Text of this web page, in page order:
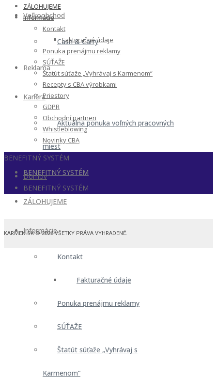
Veľkoobchod
Cash & Carry
Reklama
Kariéra
Aktuálna ponuka voľných pracovných
miest
BENEFITNÝ SYSTÉM
ZÁLOHUJEME
Informácie
Kontakt
Fakturačné údaje
Ponuka prenájmu reklamy
SÚŤAŽE
Štatút súťaže „Vyhrávaj s
Karmenom“
ZÁLOHUJEME
Informácie
Kontakt
Fakturačné údaje
Ponuka prenájmu reklamy
SÚŤAŽE
Štatút súťaže „Vyhrávaj s Karmenom“
Recepty s CBA výrobkami
Priestory
GDPR
Obchodní partneri
Whistleblowing
Novinky CBA
BENEFITNÝ SYSTÉM
Domov
BENEFITNÝ SYSTÉM
KARMEN.SK © 2026 VŠETKY PRÁVA VYHRADENÉ.